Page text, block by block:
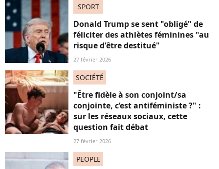
SPORT
Donald Trump se sent "obligé" de
féliciter des athlètes féminines "au
risque d'être destitué"
27 février 2026
SOCIÉTÉ
"Être fidèle à son conjoint/sa
conjointe, c’est antiféministe ?" :
sur les réseaux sociaux, cette
question fait débat
27 février 2026
PEOPLE